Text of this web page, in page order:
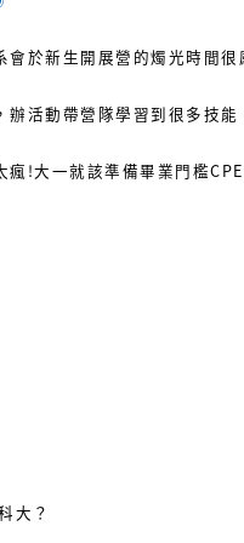
於新生開展營的燭光時間很
活動帶營隊學習到很多技能
!大一就該準備畢業門檻CPE
大？